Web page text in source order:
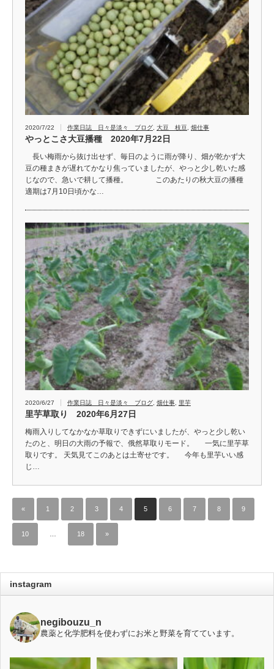
2020/7/22 作業日誌 日々是淡々 ブログ 大豆 枝豆 畑仕事
やっとこさ大豆播種 2020年7月22日
長い梅雨から抜け出せず、毎日のように雨が降り、畑が乾かず大
豆の種まきが遅れてかなり焦っていましたが、やっと少し乾いた感
じなので、急いで耕して播種。 このあたりの秋大豆の播種
適期は7月10日頃かな…
2020/6/27 作業日誌 日々是淡々 ブログ 畑仕事 里芋
里芋草取り 2020年6月27日
梅雨入りしてなかなか草取りできずにいましたが、やっと少し乾い
たのと、明日の大雨の予報で、俄然草取りモード。 一気に里芋草
取りです。 天気見てこのあとは土寄せです。 今年も里芋いい感
じ…
« 1 2 3 4 5 6 7 8 9
10 18 »
instagram
negibouzu_n
農薬と化学肥料を使わずにお米と野菜を育てています。